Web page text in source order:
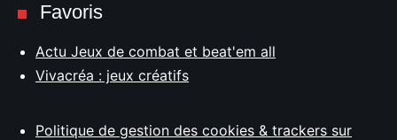
Favoris
Actu Jeux de combat et beat'em all
Vivacréa : jeux créatifs
Politique de gestion des cookies & trackers sur